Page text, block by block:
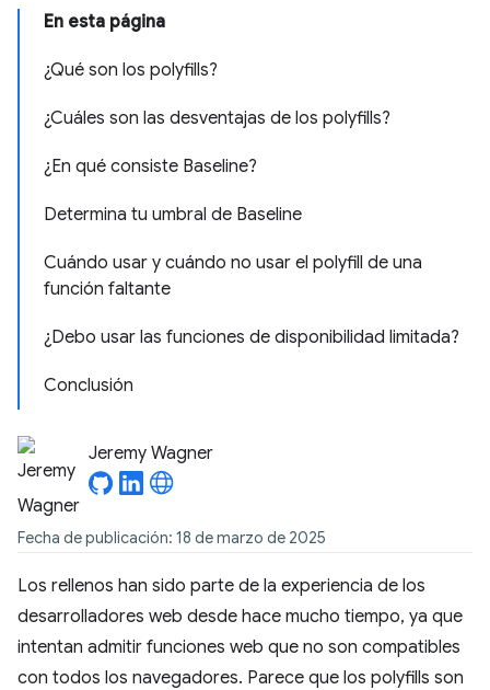
En esta página
¿Qué son los polyfills?
¿Cuáles son las desventajas de los polyfills?
¿En qué consiste Baseline?
Determina tu umbral de Baseline
Cuándo usar y cuándo no usar el polyfill de una
función faltante
¿Debo usar las funciones de disponibilidad limitada?
Conclusión
Jeremy Wagner
Fecha de publicación: 18 de marzo de 2025
Los rellenos han sido parte de la experiencia de los
desarrolladores web desde hace mucho tiempo, ya que
intentan admitir funciones web que no son compatibles
con todos los navegadores. Parece que los polyfills son